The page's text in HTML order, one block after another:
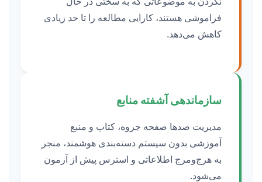
فراموشی هستند، کارایی مطالعه را تا حد زیادی
کاهش می‌دهد.
سازماندهی آشفته منابع
مدیریت صدها صفحه جزوه، کتاب و منبع
آموزشی بدون سیستم دسته‌بندی هوشمند، منجر
به هرج‌ومرج اطلاعاتی و استرس پیش از آزمون
می‌شود.